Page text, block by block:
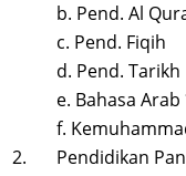
b. Pend. Al
c. Pend. Fiqih
d. Pend. Tarikh
e. Bahasa Arab
f.
2.
Pendidikan